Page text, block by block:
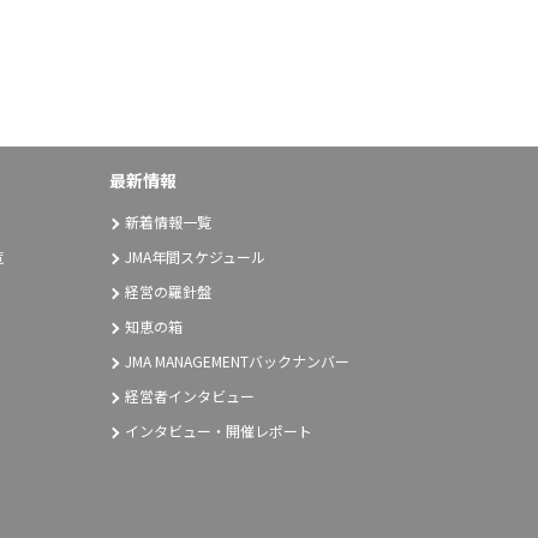
最新情報
新着情報一覧
JMA年間スケジュール
経営の羅針盤
知恵の箱
JMA MANAGEMENTバックナンバー
経営者インタビュー
インタビュー・開催レポート